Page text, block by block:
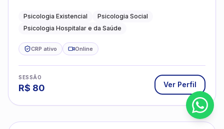
da Saúde.
Psicologia Existencial
Psicologia Social
Psicologia Hospitalar e da Saúde
CRP ativo Online
SESSÃO
R$ 80 Ver Perfil